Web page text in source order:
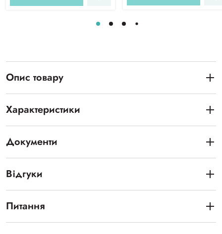
Опис товару
Характеристики
Документи
Відгуки
Питання